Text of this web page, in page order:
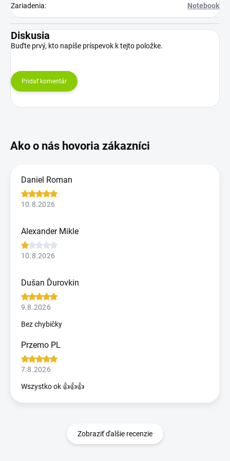
Zariadenia: Notebook
Diskusia
Buďte prvý, kto napíše príspevok k tejto položke.
Pridať komentár
Daniel Roman
10.8.2026
Alexander Mikle
10.8.2026
Dušan Ďurovkin
9.8.2026
Bez chybičky
Przemo PL
7.8.2026
Wszystko ok 👍👍👍
Zobraziť ďalšie recenzie